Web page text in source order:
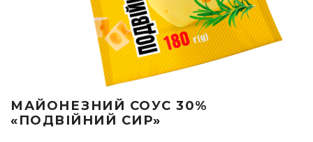
МАЙОНЕЗНИЙ СОУС 30%
«ПОДВІЙНИЙ СИР»